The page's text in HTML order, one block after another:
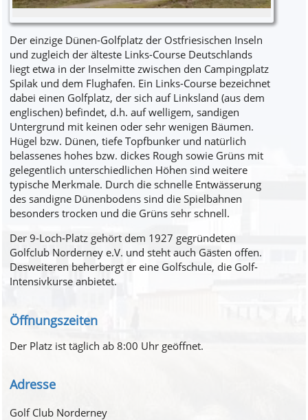
Der einzige Dünen-Golfplatz der Ostfriesischen Inseln
und zugleich der älteste Links-Course Deutschlands
liegt etwa in der Inselmitte zwischen den Campingplatz
Spilak und dem Flughafen. Ein Links-Course bezeichnet
dabei einen Golfplatz, der sich auf Linksland (aus dem
englischen) befindet, d.h. auf welligem, sandigen
Untergrund mit keinen oder sehr wenigen Bäumen.
Hügel bzw. Dünen, tiefe Topfbunker und natürlich
belassenes hohes bzw. dickes Rough sowie Grüns mit
gelegentlich unterschiedlichen Höhen sind weitere
typische Merkmale. Durch die schnelle Entwässerung
des sandigne Dünenbodens sind die Spielbahnen
besonders trocken und die Grüns sehr schnell.
Der 9-Loch-Platz gehört dem 1927 gegründeten
Golfclub Norderney e.V. und steht auch Gästen offen.
Desweiteren beherbergt er eine Golfschule, die Golf-
Intensivkurse anbietet.
Öffnungszeiten
Der Platz ist täglich ab 8:00 Uhr geöffnet.
Adresse
Golf Club Norderney